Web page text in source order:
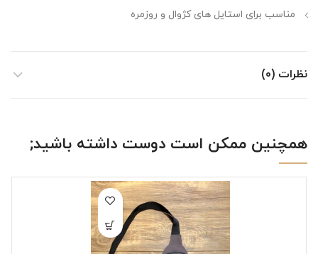
مناسب برای استایل های کژوال و روزمره
نظرات (0)
همچنین ممکن است دوست داشته باشید;